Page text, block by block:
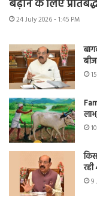
बढ़ाने के लिए
24 July 2026 - 1:45 PM
9